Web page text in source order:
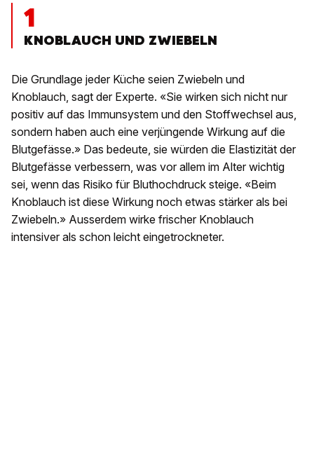
1
KNOBLAUCH UND ZWIEBELN
Die Grundlage jeder Küche seien Zwiebeln und
Knoblauch, sagt der Experte. «Sie wirken sich nicht nur
positiv auf das Immunsystem und den Stoffwechsel aus,
sondern haben auch eine verjüngende Wirkung auf die
Blutgefässe.» Das bedeute, sie würden die Elastizität der
Blutgefässe verbessern, was vor allem im Alter wichtig
sei, wenn das Risiko für Bluthochdruck steige. «Beim
Knoblauch ist diese Wirkung noch etwas stärker als bei
Zwiebeln.» Ausserdem wirke frischer Knoblauch
intensiver als schon leicht eingetrockneter.